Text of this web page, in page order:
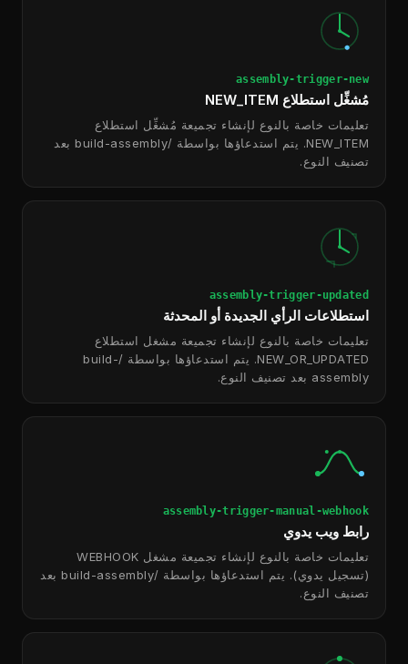
assembly-trigger-new
مُشغِّل استطلاع NEW_ITEM
تعليمات خاصة بالنوع لإنشاء تجميعة مُشغِّل استطلاع
NEW_ITEM. يتم استدعاؤها بواسطة /build-assembly بعد
تصنيف النوع.
assembly-trigger-updated
استطلاعات الرأي الجديدة أو المحدثة
تعليمات خاصة بالنوع لإنشاء تجميعة مشغل استطلاع
NEW_OR_UPDATED. يتم استدعاؤها بواسطة /build-
assembly بعد تصنيف النوع.
assembly-trigger-manual-webhook
رابط ويب يدوي
تعليمات خاصة بالنوع لإنشاء تجميعة مشغل WEBHOOK
(تسجيل يدوي). يتم استدعاؤها بواسطة /build-assembly بعد
تصنيف النوع.